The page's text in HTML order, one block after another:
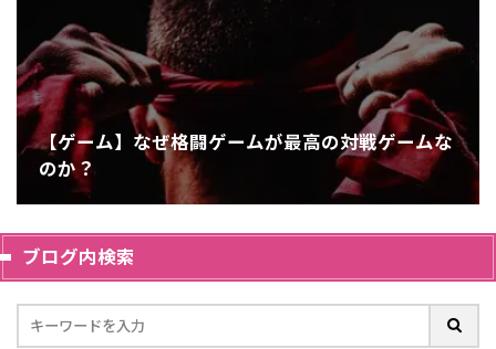
【ゲーム】なぜ格闘ゲームが最高の対戦ゲームな
のか？
ブログ内検索